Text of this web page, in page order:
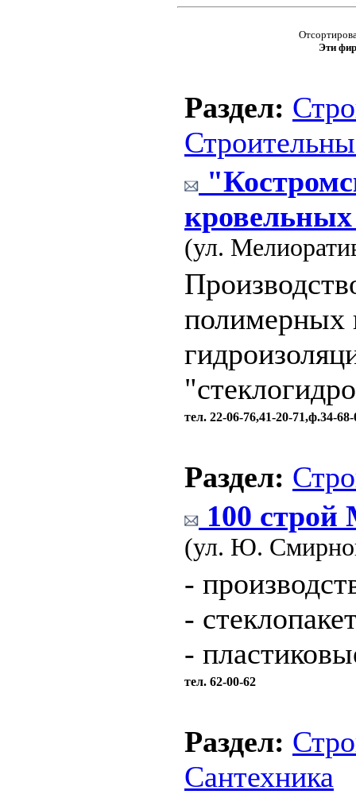
Эти
Раздел:
(ул.
полимерных
тел. 22-06-76,41-20-71,ф.34-68-
Раздел:
100
(ул. Ю.
-
-
-
тел. 62-00-62
Раздел:
Сантехника